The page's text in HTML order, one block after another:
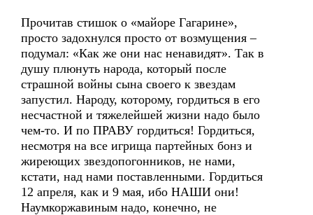
Прочитав стишок о «майоре Гагарине»,
просто задохнулся просто от возмущения –
подумал: «Как же они нас ненавидят». Так в
душу плюнуть народа, который после
страшной войны сына своего к звездам
запустил. Народу, которому, гордиться в его
несчастной и тяжелейшей жизни надо было
чем-то. И по ПРАВУ гордиться! Гордиться,
несмотря на все игрища партейных бонз и
жиреющих звездопогонников, не нами,
кстати, над нами поставленными. Гордиться
12 апреля, как и 9 мая, ибо НАШИ они!
Наумкоржавиным надо, конечно, не